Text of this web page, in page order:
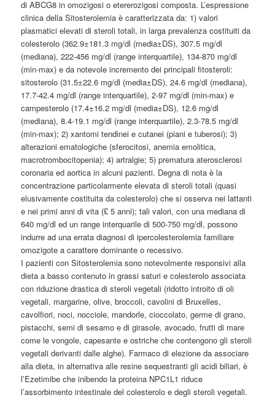
di ABCG8 in omozigosi o etererozigosi composta. L’espressione
clinica della Sitosterolemia è caratterizzata da: 1) valori
plasmatici elevati di steroli totali, in larga prevalenza costituiti da
colesterolo (362.9±181.3 mg/dl (media±DS), 307.5 mg/dl
(mediana), 222-456 mg/dl (range interquartile), 134-870 mg/dl
(min-max) e da notevole incremento dei principali fitosteroli:
sitosterolo (31.5±22.6 mg/dl (media±DS), 24.6 mg/dl (mediana),
17.7-42.4 mg/dl (range interquartile), 2-97 mg/dl (min-max) e
campesterolo (17.4±16.2 mg/dl (media±DS), 12.6 mg/dl
(mediana), 8.4-19.1 mg/dl (range interquartile), 2.3-78.5 mg/dl
(min-max); 2) xantomi tendinei e cutanei (piani e tuberosi); 3)
alterazioni ematologiche (sferocitosi, anemia emolitica,
macrotrombocitopenia); 4) artralgie; 5) prematura aterosclerosi
coronaria ed aortica in alcuni pazienti. Degna di nota è la
concentrazione particolarmente elevata di steroli totali (quasi
elusivamente costituita da colesterolo) che si osserva nei lattanti
e nei primi anni di vita (£ 5 anni); tali valori, con una mediana di
640 mg/dl ed un range interquarile di 500-750 mg/dl, possono
indurre ad una errata diagnosi di ipercolesterolemia familiare
omozigote a carattere dominante o recessivo.
I pazienti con Sitosterolemia sono notevolmente responsivi alla
dieta a basso contenuto in grassi saturi e colesterolo associata
con riduzione drastica di steroli vegetali (ridotto introito di oli
vegetali, margarine, olive, broccoli, cavolini di Bruxelles,
cavolfiori, noci, nocciole, mandorle, cioccolato, germe di grano,
pistacchi, semi di sesamo e di girasole, avocado, frutti di mare
come le vongole, capesante e ostriche che contengono gli steroli
vegetali derivanti dalle alghe). Farmaco di elezione da associare
alla dieta, in alternativa alle resine sequestranti gli acidi biliari, è
l’Ezetimibe che inibendo la proteina NPC1L1 riduce
l’assorbimento intestinale del colesterolo e degli steroli vegetali.